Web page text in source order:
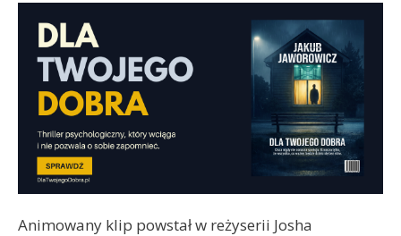
Animowany klip powstał w reżyserii Josha